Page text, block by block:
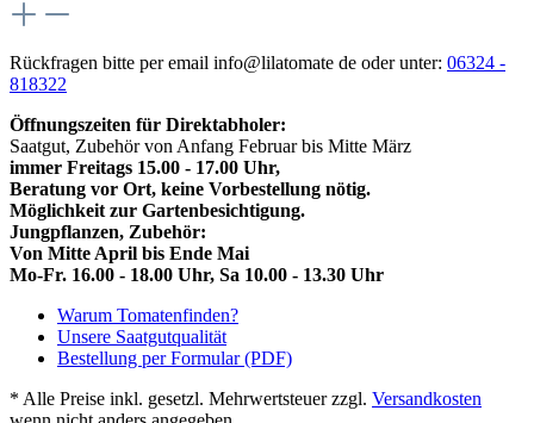
Rückfragen bitte per email info@lilatomate de oder unter: 06324 -
818322
Öffnungszeiten für Direktabholer:
Saatgut, Zubehör von Anfang Februar bis Mitte März
immer Freitags 15.00 - 17.00 Uhr,
Beratung vor Ort, keine Vorbestellung nötig.
Möglichkeit zur Gartenbesichtigung.
Jungpflanzen, Zubehör:
Von Mitte April bis Ende Mai
Mo-Fr. 16.00 - 18.00 Uhr, Sa 10.00 - 13.30 Uhr
Warum Tomatenfinden?
Unsere Saatgutqualität
Bestellung per Formular (PDF)
* Alle Preise inkl. gesetzl. Mehrwertsteuer zzgl. Versandkosten